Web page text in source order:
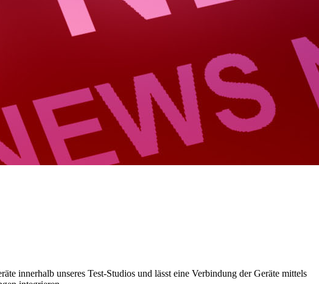
innerhalb unseres Test-Studios und lässt eine Verbindung der Geräte mittels